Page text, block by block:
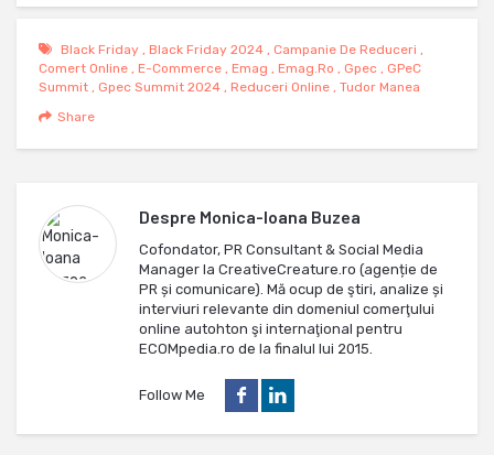
Black Friday , Black Friday 2024 , Campanie De Reduceri ,
Comert Online , E-Commerce , Emag , Emag.ro , Gpec , GPeC
Summit , Gpec Summit 2024 , Reduceri Online , Tudor Manea
Share
Despre Monica-Ioana Buzea
Cofondator, PR Consultant & Social Media
Manager la CreativeCreature.ro (agenție de
PR și comunicare). Mă ocup de ştiri, analize și
interviuri relevante din domeniul comerţului
online autohton şi internaţional pentru
ECOMpedia.ro de la finalul lui 2015.
Follow Me